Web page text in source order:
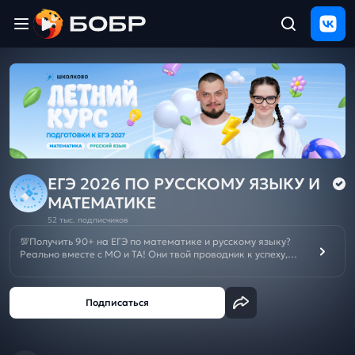
ЩЕЛЧОК
2026
Полезные
материалы
Проверка
сочинений
Тех
и
ЕГЭ 2026 ПО РУССКОМУ ЯЗЫКУ И
МАТЕМАТИКЕ
52 тыс. подписчиков
💯Получить 90+ на ЕГЭ по математике и русскому языку?
Реально вместе с МО и ТА! Они твой проводник к успеху,
Летний курс подготовки к ОГЭ/ЕГЭ 2027:
ЕГЭ🌼